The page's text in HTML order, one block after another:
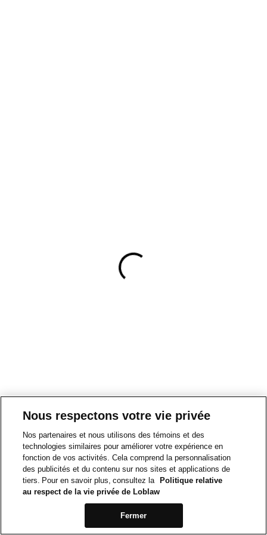
Nous respectons votre vie privée
Nos partenaires et nous utilisons des témoins et des
technologies similaires pour améliorer votre expérience en
fonction de vos activités. Cela comprend la personnalisation
des publicités et du contenu sur nos sites et applications de
tiers. Pour en savoir plus, consultez la
Politique relative
au respect de la vie privée de Loblaw
Fermer